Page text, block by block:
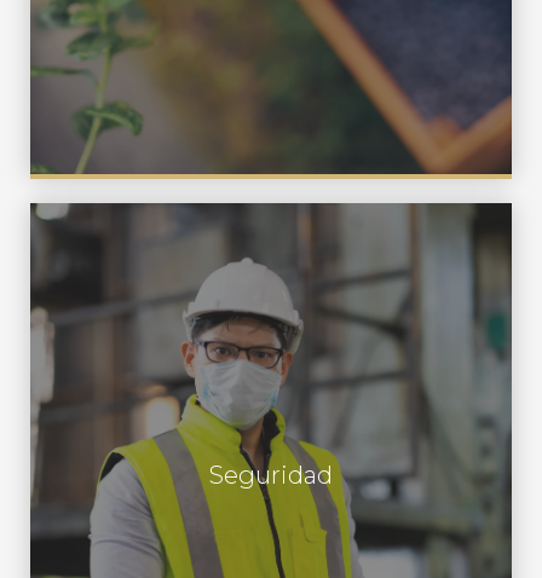
Seguridad
Proteger a nuestros empleados de
todo riesgo y lesiones relacionadas a
través de un mutuo compromiso de
operarios, supervisión y gerencia. Es
nuestra expectativa que todos
trabajemos en un objetivo de cero
accidentes asumiendo
responsabilidades para hacer de la
seguridad parte integral de nuestros